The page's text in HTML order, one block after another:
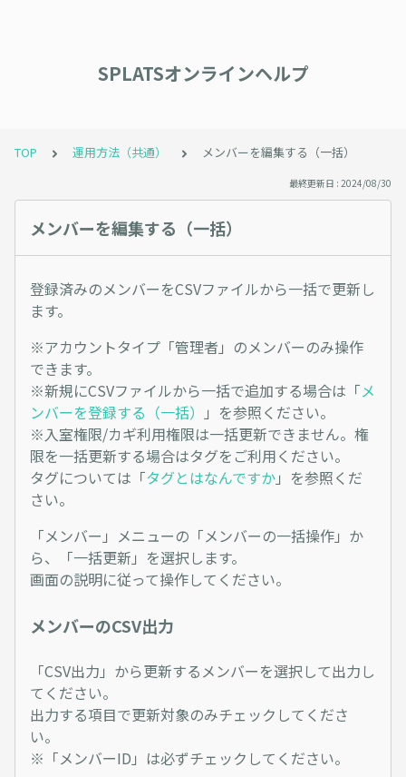
SPLATSオンラインヘルプ
TOP 運用方法（共通） メンバーを編集する（一括）
最終更新日 : 2024/08/30
メンバーを編集する（一括）
登録済みのメンバーをCSVファイルから一括で更新し
ます。
※アカウントタイプ「管理者」のメンバーのみ操作
できます。
※新規にCSVファイルから一括で追加する場合は「メ
ンバーを登録する（一括）
」を参照ください。
※入室権限/カギ利用権限は一括更新できません。権
限を一括更新する場合はタグをご利用ください。
タグについては「タグとはなんですか」を参照くだ
さい。
「メンバー」メニューの「メンバーの一括操作」か
ら、「一括更新」を選択します。
画面の説明に従って操作してください。
メンバーのCSV出力
「CSV出力」から更新するメンバーを選択して出力し
てください。
出力する項目で更新対象のみチェックしてくださ
い。
※「メンバーID」は必ずチェックしてください。